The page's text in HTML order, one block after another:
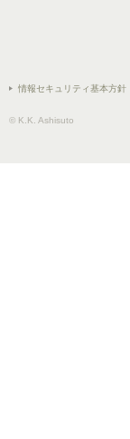
情報セキュリティ基本方針
© K.K. Ashisuto